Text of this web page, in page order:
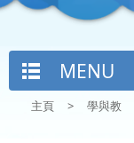
MENU
主頁 > 學與教